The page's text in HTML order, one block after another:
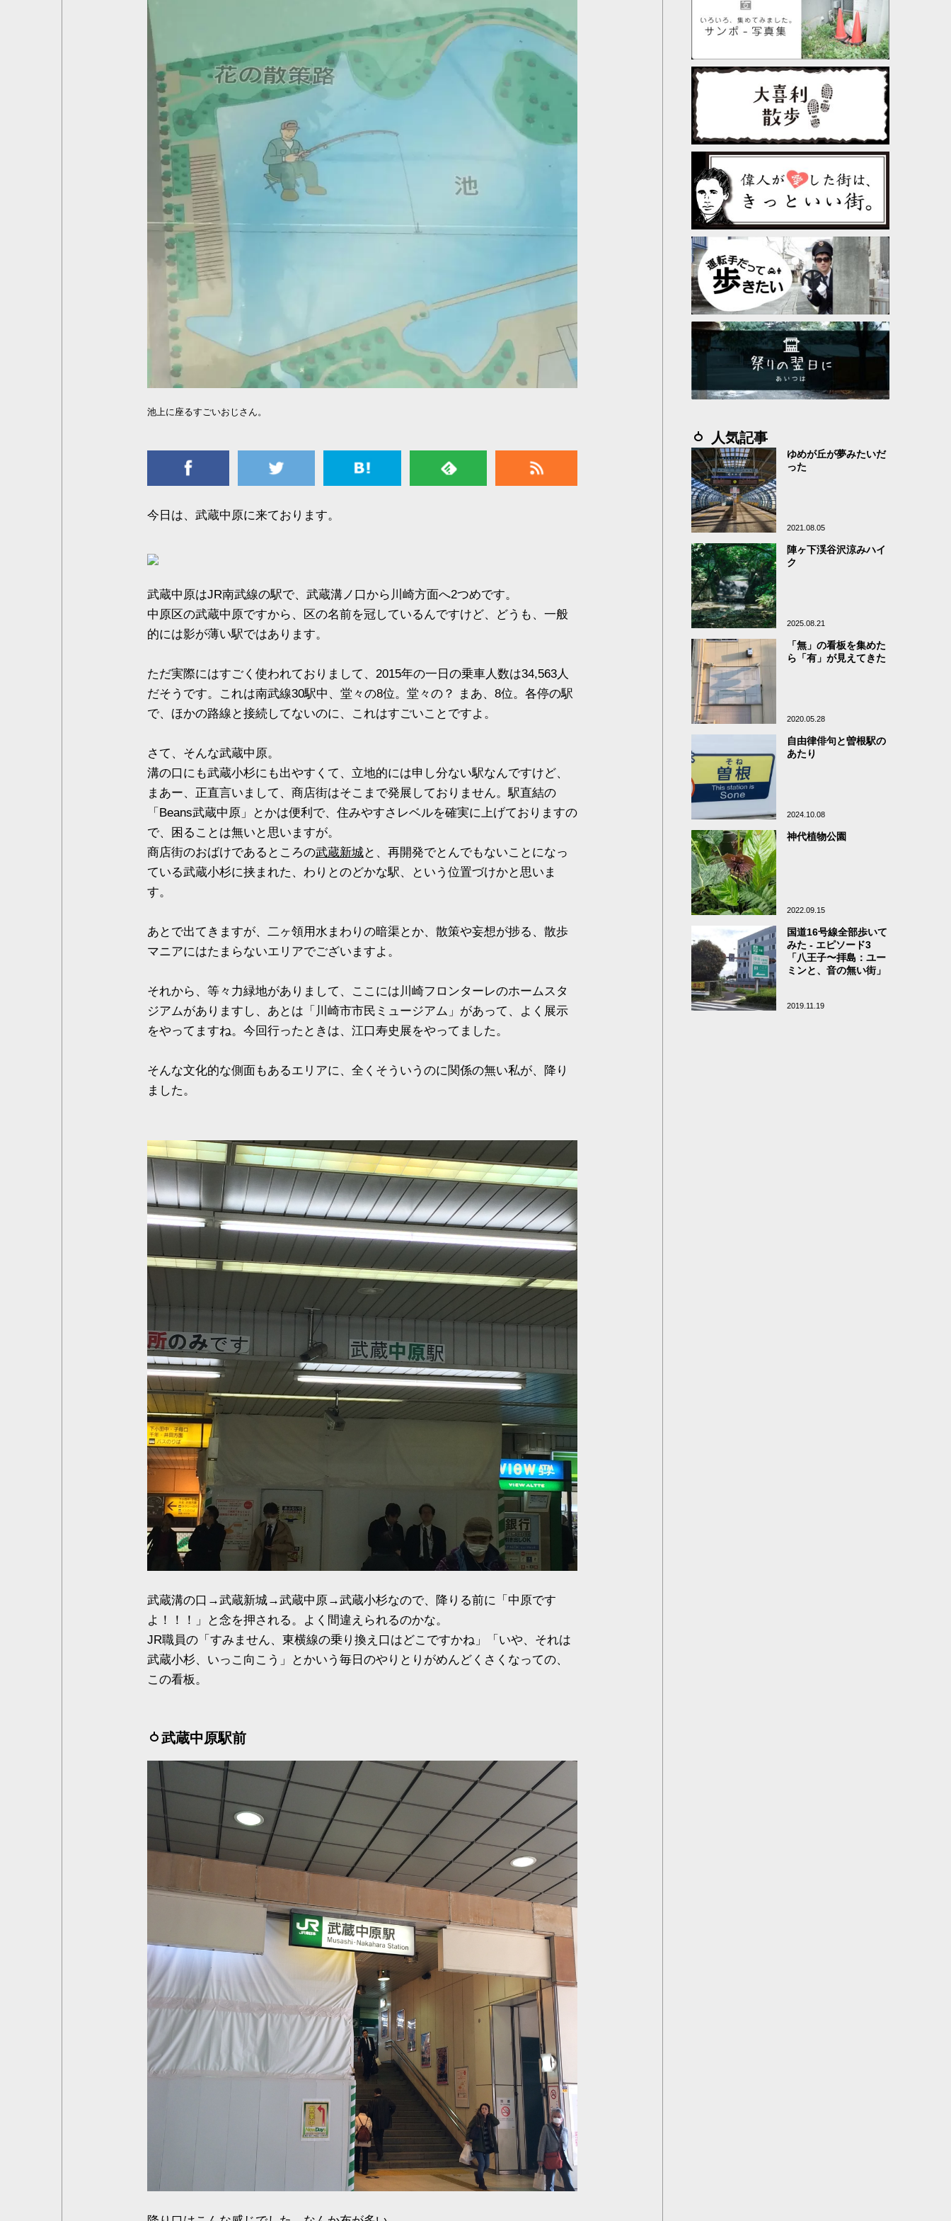
池上に座るすごいおじさん。
今日は、武蔵中原に来ております。
武蔵中原はJR南武線の駅で、武蔵溝ノ口から川崎方面へ2つめです。
中原区の武蔵中原ですから、区の名前を冠しているんですけど、どうも、一般
的には影が薄い駅ではあります。
ただ実際にはすごく使われておりまして、2015年の一日の乗車人数は34,563人
だそうです。これは南武線30駅中、堂々の8位。堂々の？ まあ、8位。各停の駅
で、ほかの路線と接続してないのに、これはすごいことですよ。
さて、そんな武蔵中原。
溝の口にも武蔵小杉にも出やすくて、立地的には申し分ない駅なんですけど、
まあー、正直言いまして、商店街はそこまで発展しておりません。駅直結の
「Beans武蔵中原」とかは便利で、住みやすさレベルを確実に上げておりますの
で、困ることは無いと思いますが。
商店街のおばけであるところの武蔵新城と、再開発でとんでもないことになっ
ている武蔵小杉に挟まれた、わりとのどかな駅、という位置づけかと思いま
す。
あとで出てきますが、二ヶ領用水まわりの暗渠とか、散策や妄想が捗る、散歩
マニアにはたまらないエリアでございますよ。
それから、等々力緑地がありまして、ここには川崎フロンターレのホームスタ
ジアムがありますし、あとは「川崎市市民ミュージアム」があって、よく展示
をやってますね。今回行ったときは、江口寿史展をやってました。
そんな文化的な側面もあるエリアに、全くそういうのに関係の無い私が、降り
ました。
武蔵溝の口→武蔵新城→武蔵中原→武蔵小杉なので、降りる前に「中原です
よ！！！」と念を押される。よく間違えられるのかな。
JR職員の「すみません、東横線の乗り換え口はどこですかね」「いや、それは
武蔵小杉、いっこ向こう」とかいう毎日のやりとりがめんどくさくなっての、
この看板。
武蔵中原駅前
人気記事
ゆめが丘が夢みたいだ
った
2021.08.05
陣ヶ下渓谷沢涼みハイ
ク
2025.08.21
「無」の看板を集めた
ら「有」が見えてきた
2020.05.28
自由律俳句と曽根駅の
あたり
2024.10.08
神代植物公園
2022.09.15
国道16号線全部歩いて
みた - エピソード3
「八王子〜拝島：ユー
ミンと、音の無い街」
2019.11.19